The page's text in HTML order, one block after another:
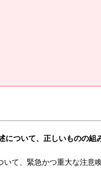
ついて、正しいものの組
て、緊急かつ重大な注意